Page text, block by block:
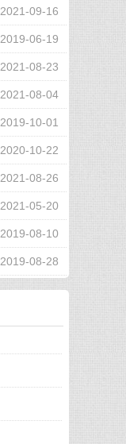
2021-09-16
2019-06-19
2021-08-23
2021-08-04
2019-10-01
2020-10-22
2021-08-26
2021-05-20
2019-08-10
2019-08-28